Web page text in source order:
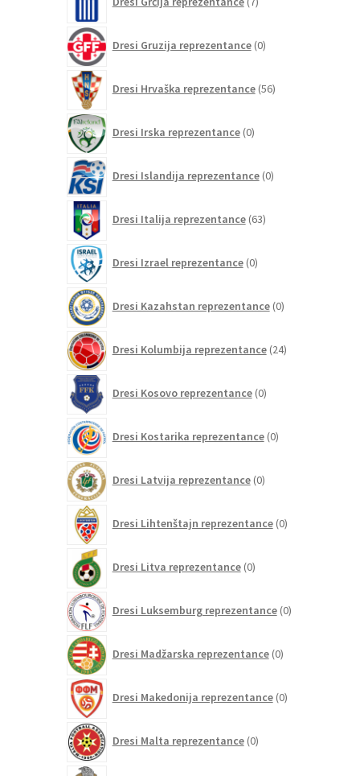
izdelkov
Dresi Gruzija reprezentance 0izdelkov
Dresi Hrvaška reprezentance 56izdelkov
Dresi Irska reprezentance 0izdelkov
Dresi Islandija reprezentance 0izdelkov
Dresi Italija reprezentance 63izdelkov
Dresi Izrael reprezentance 0izdelkov
Dresi Kazahstan reprezentance 0izdelkov
Dresi Kolumbija reprezentance 24izdelkov
Dresi Kosovo reprezentance 0izdelkov
Dresi Kostarika reprezentance 0izdelkov
Dresi Latvija reprezentance 0izdelkov
Dresi Lihtenštajn reprezentance 0izdelkov
Dresi Litva reprezentance 0izdelkov
Dresi Luksemburg reprezentance 0izdelkov
Dresi Madžarska reprezentance 0izdelkov
Dresi Makedonija reprezentance 0izdelkov
Dresi Malta reprezentance 0izdelkov